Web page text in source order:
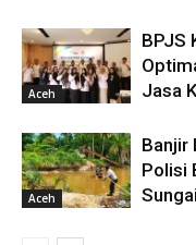
Aceh
BPJS
Jasa
Aceh
Banjir
Polisi